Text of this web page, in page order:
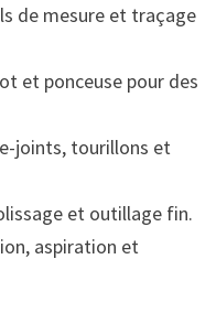
de mesure et traçage
et ponceuse pour des
joints, tourillons et
et outillage fin.
aspiration et